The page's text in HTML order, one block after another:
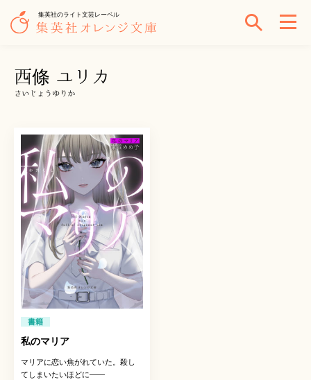
集英社のライト文芸レーベル
西條 ユリカ
さいじょうゆりか
書籍
私のマリア
マリアに恋い焦がれていた。殺し
てしまいたいほどに――